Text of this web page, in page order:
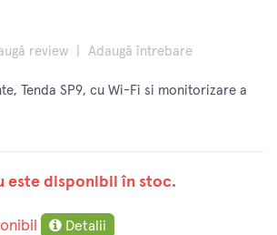
review Adaugă întrebare
Tenda SP9, cu Wi-Fi si monitorizare a
este disponibil în stoc.
Detalii